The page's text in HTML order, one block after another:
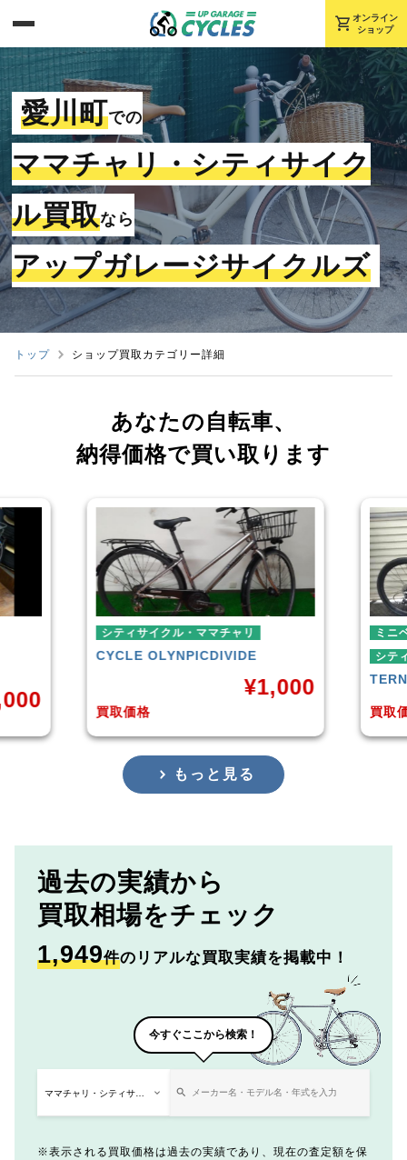
shopping_cart オンライン
ショップ
愛川町での
ママチャリ・シティサイク
ル買取なら
アップガレージサイクルズ
トップ ショップ買取カテゴリー詳細
あなたの自転車、
納得価格で買い取ります
¥1,000
ミニベロ
シティサイクル・ママチャリ
SURGE 2021年モデル
買取価格
もっと見る
過去の実績から
買取相場をチェック
1,949件のリアルな買取実績を掲載中！
今すぐここから検索！
表示される買取価格は過去の実績であり、現在の査定額を保